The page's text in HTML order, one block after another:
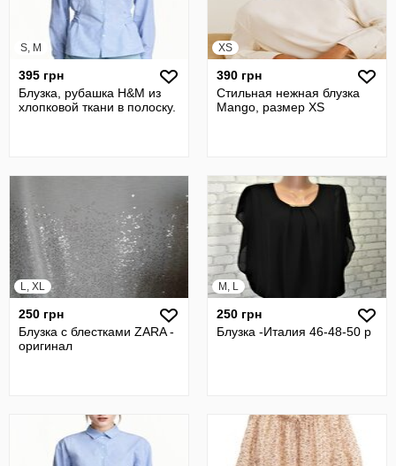
S, M
395 грн
Блузка, рубашка H&M из
хлопковой ткани в полоску.
XS
390 грн
Стильная нежная блузка
Mango, размер XS
L, XL
250 грн
Блузка c блестками ZARA -
оригинал
M, L
250 грн
Блузка -Италия 46-48-50 р